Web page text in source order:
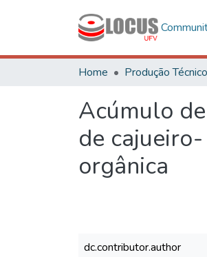
Home Produção
Acúmulo
de
orgânica
dc.contributor.author